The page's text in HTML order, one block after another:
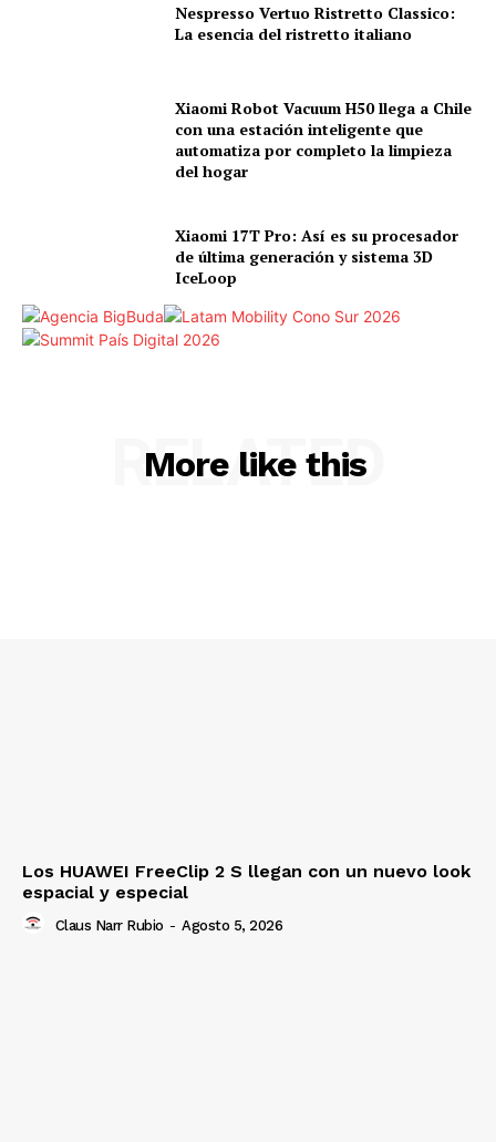
Nespresso Vertuo Ristretto Classico:
La esencia del ristretto italiano
Xiaomi Robot Vacuum H50 llega a Chile
con una estación inteligente que
automatiza por completo la limpieza
del hogar
Xiaomi 17T Pro: Así es su procesador
de última generación y sistema 3D
IceLoop
More like this
RELATED
Los HUAWEI FreeClip 2 S llegan con un nuevo look
espacial y especial
Claus Narr Rubio - Agosto 5, 2026